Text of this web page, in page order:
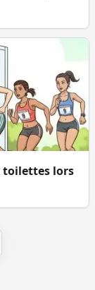
toilettes lors